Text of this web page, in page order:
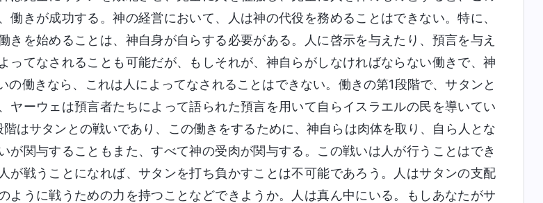
働きが成功する。神の経営において、人は神の代役を務めることはできない。特に、
きを始めることは、神自身が自らする必要がある。人に啓示を与えたり、預言を与え
ってなされることも可能だが、もしそれが、神自らがしなければならない働きで、神
の働きなら、これは人によってなされることはできない。働きの第1段階で、サタンと
ヤーウェは預言者たちによって語られた預言を用いて自らイスラエルの民を導いてい
はサタンとの戦いであり、この働きをするために、神自らは肉体を取り、自ら人とな
が関与することもまた、すべて神の受肉が関与する。この戦いは人が行うことはでき
が戦うことになれば、サタンを打ち負かすことは不可能であろう。人はサタンの支配
ように戦うための力を持つことなどできようか。人は真ん中にいる。もしあなたがサ